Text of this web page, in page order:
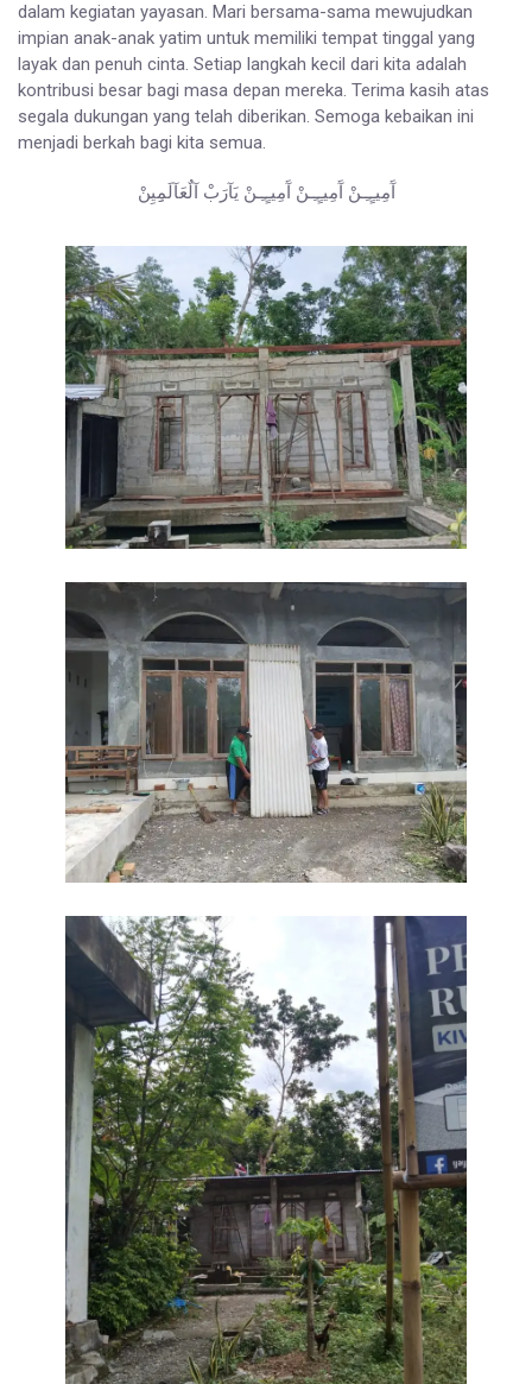
dalam kegiatan yayasan. Mari bersama-sama mewujudkan
impian anak-anak yatim untuk memiliki tempat tinggal yang
layak dan penuh cinta. Setiap langkah kecil dari kita adalah
kontribusi besar bagi masa depan mereka. Terima kasih atas
segala dukungan yang telah diberikan. Semoga kebaikan ini
menjadi berkah bagi kita semua.
آَمِيـٍـِـنْ آَمِيـٍـِـنْ آَمِيـٍـِـنْ يَآرَبْ آلٌعَآلَمِِيِنْ